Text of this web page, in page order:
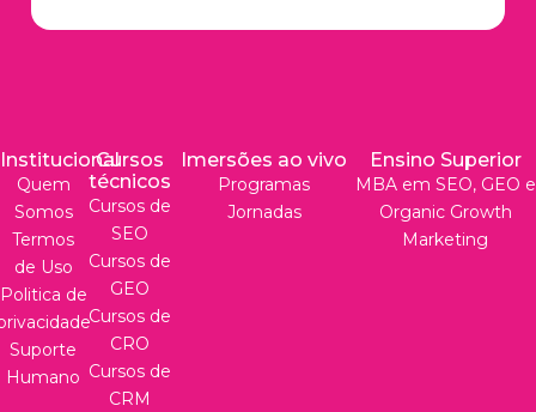
Institucional
Quem
Somos
Termos
de Uso
Politica de
Suporte
Humano
Cursos
técnicos
Cursos de
SEO
Cursos de
GEO
Cursos de
CRO
Cursos de
CRM
Imersões ao vivo
Programas
Jornadas
Ensino Superior
MBA em SEO, GEO e
Organic Growth
Marketing